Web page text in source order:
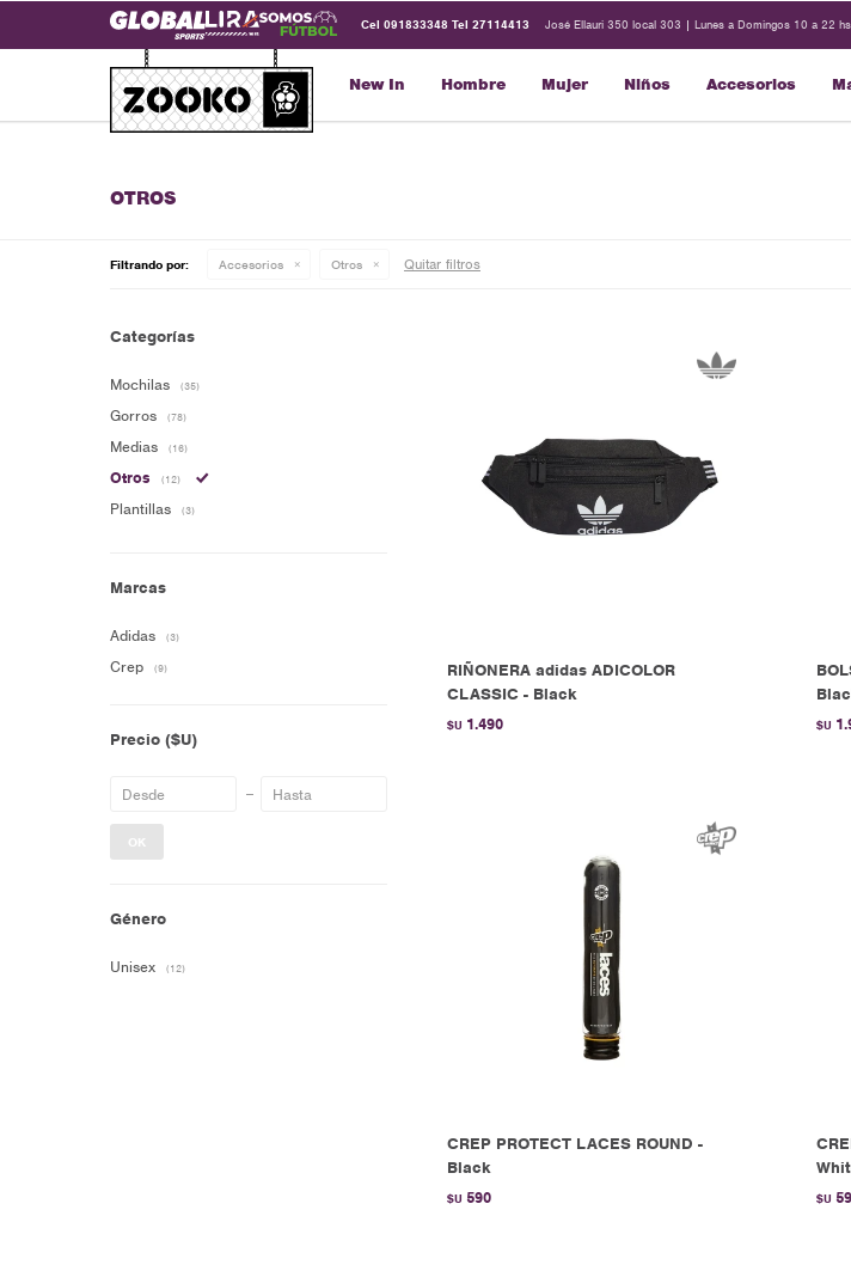
New In Hombre Mujer Niños Accesorios
Cel 091833348 Tel 27114413 José Ellauri 350 local 303 | Lunes a Domingos 10 a 22
OTROS
Filtrando por: Accesorios Otros Quitar filtros
RIÑONERA adidas ADICOLOR
CLASSIC - Black
$U 1.490 $U
CREP PROTECT LACES ROUND -
Black
$U 590 $U
Categorías
Mochilas (35)
Gorros (78)
Medias (16)
Otros (12)
Plantillas (3)
Marcas
Adidas (3)
Crep (9)
Precio ($U)
OK
Género
Unisex (12)